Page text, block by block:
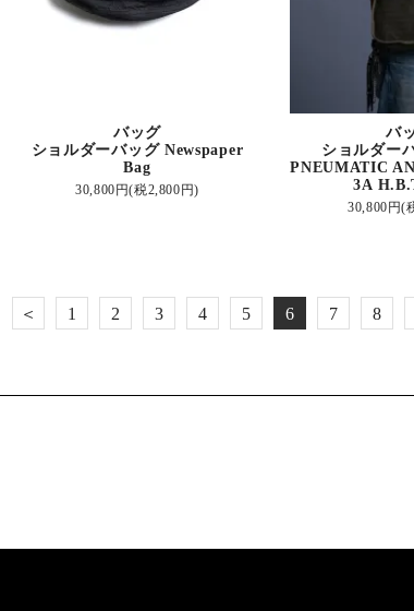
バッグ
ショルダーバッグ Newspaper
Bag
30,800円(税2,800円)
バ
ショルダー
PNEUMATIC
3A
30,800円(
＜ 1 2 3 4 5 6 7 8